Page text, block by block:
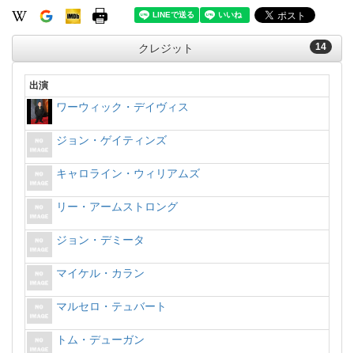
14
クレジット
出演
ワーウィック・デイヴィス
ジョン・ゲイティンズ
キャロライン・ウィリアムズ
リー・アームストロング
ジョン・デミータ
マイケル・カラン
マルセロ・テュバート
トム・デューガン